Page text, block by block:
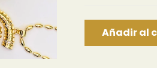
Añadir al